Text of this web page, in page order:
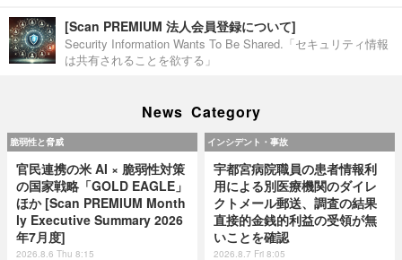
[Scan PREMIUM 法人会員登録について]
Security Information Wants To Be Shared.「セキュリティ情報
は共有されることを欲する」
News Category
脆弱性と脅威
官民連携の米 AI × 脆弱性対策
の国家戦略「GOLD EAGLE」
ほか [Scan PREMIUM Month
ly Executive Summary 2026
年7月度]
2026.8.6 Thu 8:15
インシデント・事故
宇都宮病院職員の患者情報利
用による別医療機関のダイレ
クトメール郵送、調査の結果
直接的金銭的利益の受領が無
いことを確認
2026.8.7 Fri 8:05